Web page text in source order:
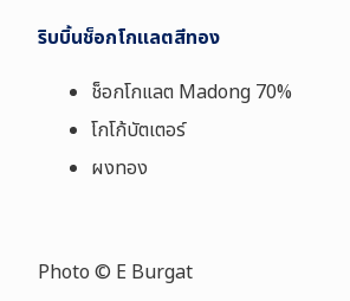
ริบบิ้นช็อกโกแลตสีทอง
ช็อกโกแลต Madong 70%
โกโก้บัตเตอร์
ผงทอง
Photo © E Burgat